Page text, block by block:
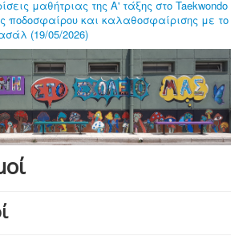
μαθήτριας της Α' τάξης στο Taekwondo
ποδοσφαίρου και καλαθοσφαίρισης με το
(19/05/2026)